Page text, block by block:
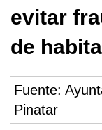
evitar
de
Fuente:
Pinatar